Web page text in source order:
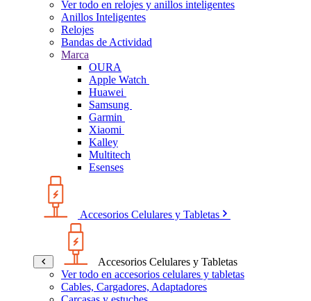
Ver todo en relojes y anillos inteligentes
Anillos Inteligentes
Relojes
Bandas de Actividad
Marca
OURA
Apple Watch
Huawei
Samsung
Garmin
Xiaomi
Kalley
Multitech
Esenses
Accesorios Celulares y Tabletas
Accesorios Celulares y Tabletas
Ver todo en accesorios celulares y tabletas
Cables, Cargadores, Adaptadores